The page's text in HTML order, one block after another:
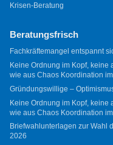
Krisen-Beratung
Beratungsfrisch
Fachkräftemangel entspannt
Keine Ordnung im Kopf, keine
wie aus Chaos Koordination
Gründungswillige –
Keine Ordnung im Kopf, keine
wie aus Chaos Koordination
Briefwahlunterlagen zur Wahl
2026